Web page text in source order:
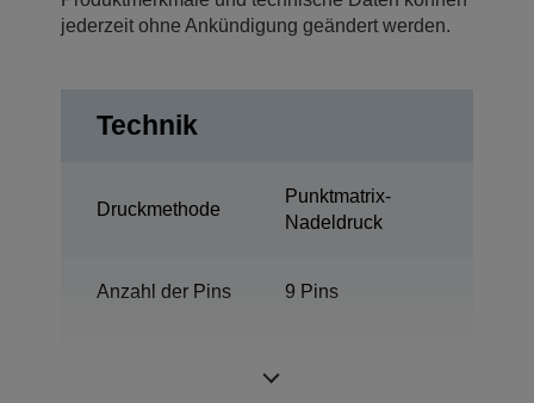
jederzeit ohne Ankündigung geändert werden.
Technik
Druckmethode
Punktmatrix-
Nadeldruck
Anzahl der Pins 9 Pins